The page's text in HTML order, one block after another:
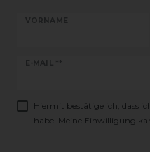
VORNAME
E-MAIL **
Newsletter
Hiermit bestätige ich, dass
habe. Meine Einwilligung